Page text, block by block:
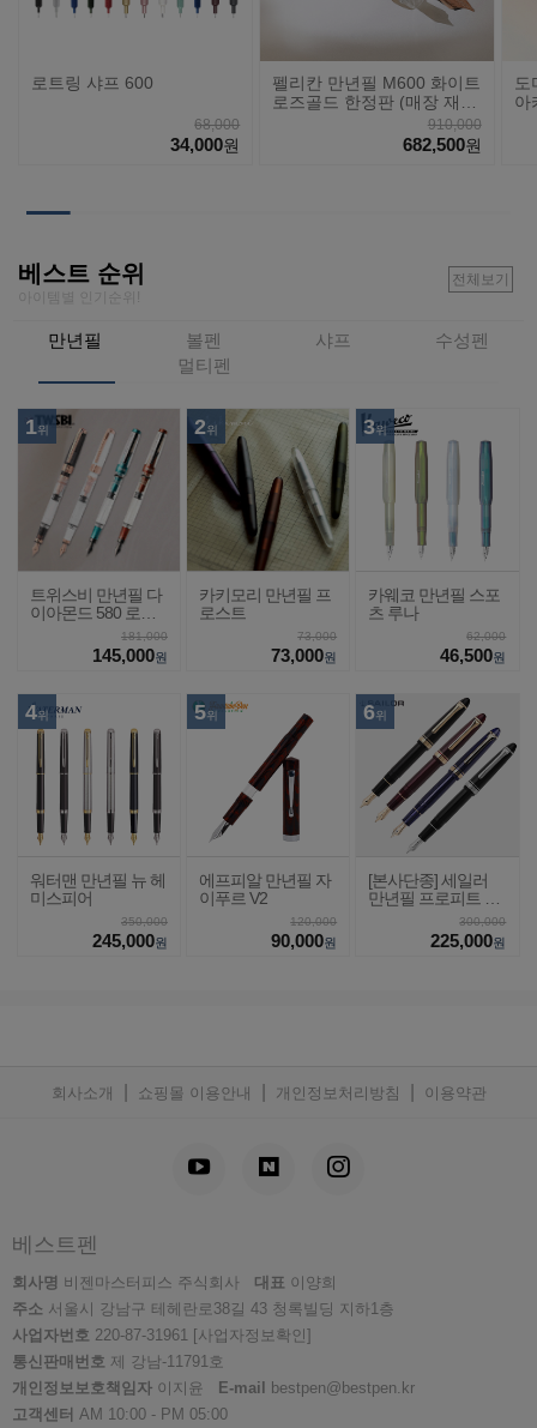
로트링 샤프 600
68,000
34,000원
펠리칸 만년필 M600 화이트
로즈골드 한정판 (매장 재
910,000
682,500원
도
아
베스트 순위
아이템별 인기순위!
전체보기
만년필
볼펜
멀티펜
샤프 수성펜
1위
트위스비 만년필 다
이아몬드 580 로즈
181,000
145,000원
2위
카키모리 만년필 프
로스트
73,000
73,000원
3위
카웨코 만년필 스포
츠 루나
62,000
46,500원
4위
워터맨 만년필 뉴 헤
미스피어
350,000
245,000원
5위
에프피알 만년필 자
이푸르 V2
120,000
90,000원
6위
[본사단종] 세일러
만년필 프로피트 라
300,000
225,000원
회사소개 쇼핑몰 이용안내 개인정보처리방침 이용약관
베스트펜
회사명 비젠마스터피스 주식회사 대표 이양희
주소 서울시 강남구 테헤란로38길 43 청록빌딩 지하1층
사업자번호 220-87-31961
[사업자정보확인]
통신판매번호 제 강남-11791호
개인정보보호책임자 이지윤 E-mail
bestpen@bestpen.kr
고객센터 AM 10:00 - PM 05:00